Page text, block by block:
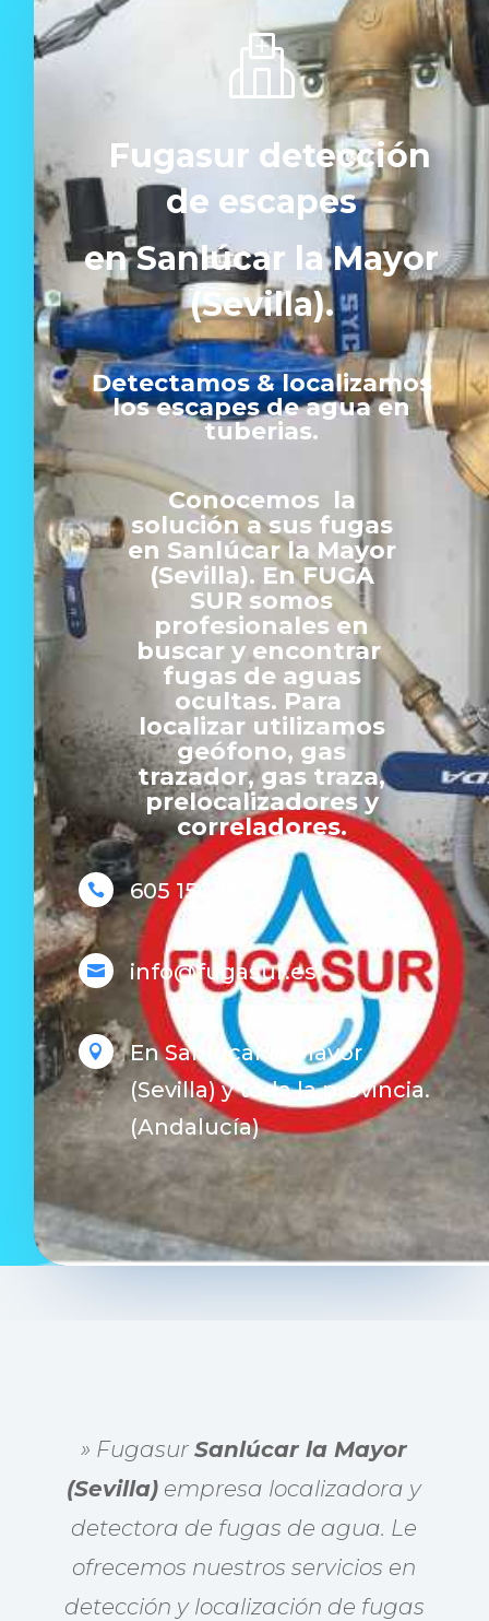
Fugasur detección
de escapes
en Sanlúcar la Mayor
(Sevilla).
Detectamos & localizamos
los escapes de agua en
tuberias.
Conocemos la
solución a sus fugas
en Sanlúcar la Mayor
(Sevilla). En FUGA
SUR somos
profesionales en
buscar y encontrar
fugas de aguas
ocultas. Para
localizar utilizamos
geófono, gas
trazador, gas traza,
prelocalizadores y
correladores.
 605 150 150
 info@fugasur.es

En Sanlúcar la Mayor
(Sevilla) y toda la provincia.
(Andalucía)
» FugasurSanlúcar la Mayor
(Sevilla) empresa localizadora y
detectora de fugas de agua. Le
ofrecemos nuestros servicios en
detección y localización de fugas